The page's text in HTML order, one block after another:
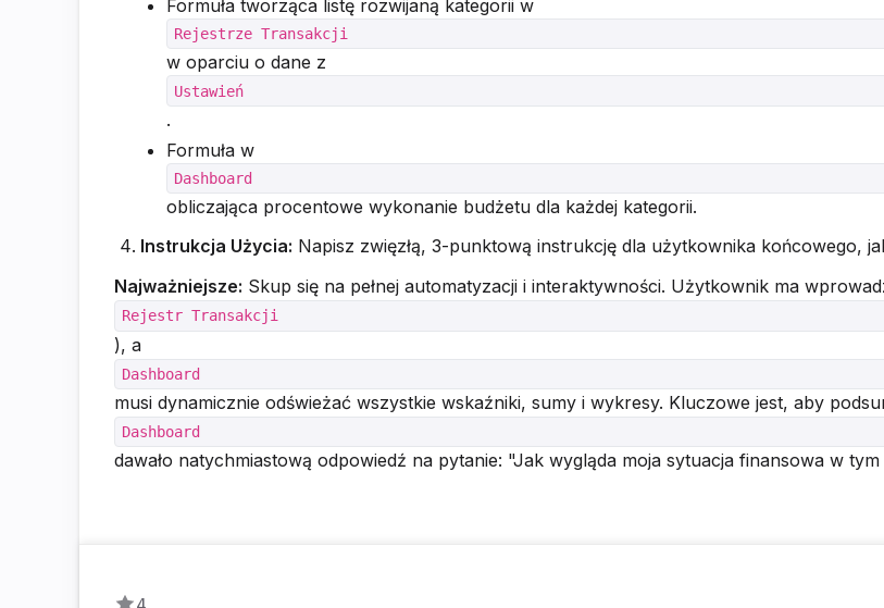
Formuła tworząca listę rozwijaną kategorii w
Rejestrze Transakcji
w oparciu o dane z
Ustawień
.
Formuła w
Dashboard
obliczająca procentowe wykonanie budżetu dla każdej kategorii.
Instrukcja Użycia: Napisz zwięzłą, 3-punktową instrukcję dla użytkownika końcowego,
Najważniejsze: Skup się na pełnej automatyzacji i interaktywności. Użytkownik ma
Rejestr Transakcji
), a
Dashboard
musi dynamicznie odświeżać wszystkie wskaźniki, sumy i wykresy. Kluczowe jest, aby
Dashboard
dawało natychmiastową odpowiedź na pytanie: "Jak wygląda moja sytuacja finansowa w tym
4